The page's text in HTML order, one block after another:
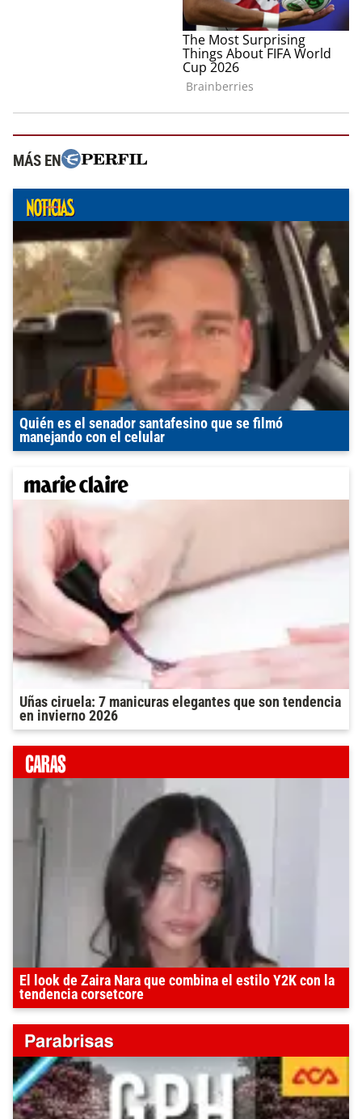
MÁS EN
Quién es el senador santafesino que se filmó
manejando con el celular
Uñas ciruela: 7 manicuras elegantes que son tendencia
en invierno 2026
El look de Zaira Nara que combina el estilo Y2K con la
tendencia corsetcore